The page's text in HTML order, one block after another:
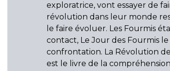
exploratrice, vont essayer de
révolution dans leur monde
le faire évoluer. Les Fourmis
contact, Le Jour des Fourmis
confrontation. La Révolution
est le livre de la